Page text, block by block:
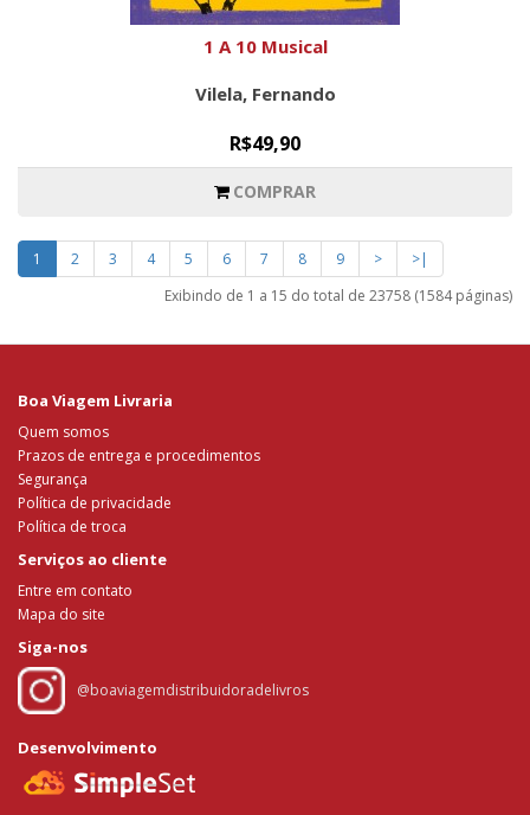
1 A 10 Musical
Vilela, Fernando
R$49,90
COMPRAR
1 2 3 4 5 6 7 8 9 >
>|
Exibindo de 1 a 15 do total de 23758 (1584 páginas)
Boa Viagem Livraria
Quem somos
Prazos de entrega e procedimentos
Segurança
Política de privacidade
Política de troca
Serviços ao cliente
Entre em contato
Mapa do site
Siga-nos
@boaviagemdistribuidoradelivros
Desenvolvimento